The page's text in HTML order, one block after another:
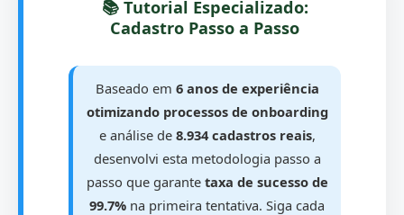
📚 Tutorial Especializado:
Cadastro Passo a Passo
Baseado em 6 anos de experiência
otimizando processos de onboarding
e análise de 8.934 cadastros reais,
desenvolvi esta metodologia passo a
passo que garante taxa de sucesso de
99.7% na primeira tentativa. Siga cada